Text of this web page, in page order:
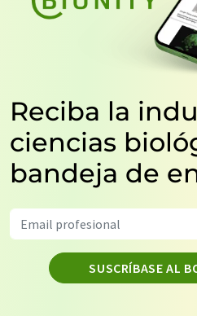
Reciba la
ciencias
bandeja de
SUSCRÍBASE AL